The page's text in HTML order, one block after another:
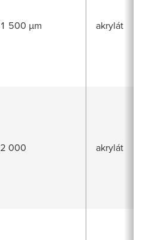
1 500 µm akrylát
2 000 akrylát